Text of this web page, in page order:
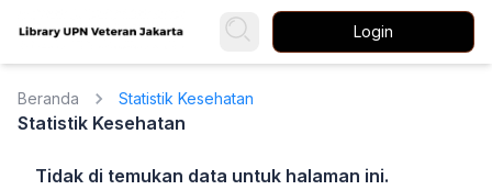
Login
Beranda Statistik Kesehatan
Statistik Kesehatan
Tidak di temukan data untuk halaman ini.